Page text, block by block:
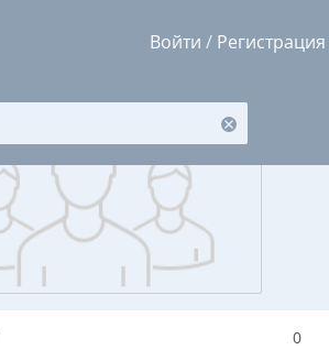
Войти / Регистрация
0